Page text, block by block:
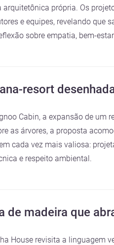
arquitetônica própria. Os
e equipes, revelando que
sobre empatia, bem-
resort
Cabin, a expansão de um
as árvores, a proposta
cada vez mais valiosa:
e respeito ambiental.
de madeira que
House revisita a linguagem